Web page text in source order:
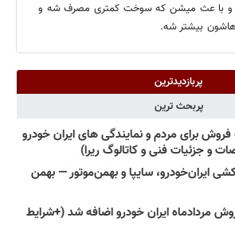
و با عث میشن که سوخت کمتری مصرف شه و
بیشتر شه.
پربازدیدترین
پربحث ترین
فروش برای مردم و نمایندگی های ایران خودرو
و جزئیات فنی و کاتالوگ ریرا)
ایران‌خودرو، سایپا و بهمن‌موتور — بهمن
مردادماه ایران خودرو اضافه شد (+شرایط